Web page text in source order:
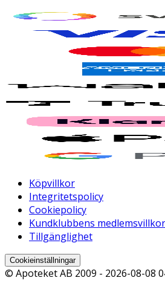
Köpvillkor
Integritetspolicy
Cookiepolicy
Kundklubbens medlemsvillkor
Tillgänglighet
Cookieinställningar
© Apoteket AB 2009 - 2026-08-08